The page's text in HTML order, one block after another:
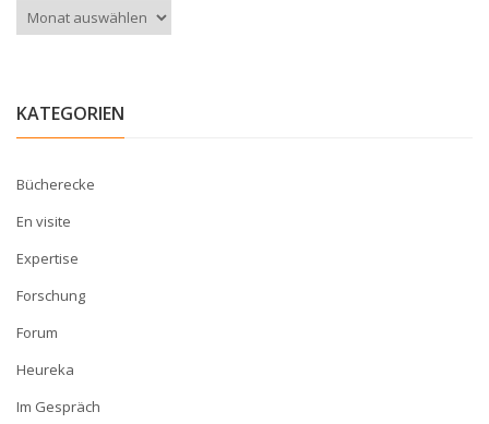
Archiv
KATEGORIEN
Bücherecke
En visite
Expertise
Forschung
Forum
Heureka
Im Gespräch